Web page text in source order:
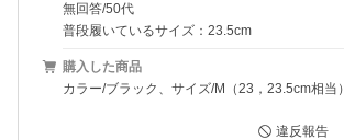
無回答/50代
普段履いているサイズ：23.5cm
購入した商品
カラー/ブラック、サイズ/M（23，23.5cm相当）
違反報告